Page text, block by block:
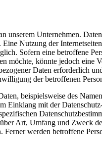
unserem Unternehmen.
Nutzung der
Sofern eine betroffene
möchte, könnte jedoch eine
Daten erforderlich
der betroffenen
beispielsweise des
Einklang mit der
Art, Umfang und Zweck
Ferner werden betroffene